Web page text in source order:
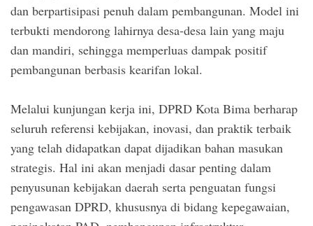
dan berpartisipasi penuh dalam pembangunan. Model ini
terbukti mendorong lahirnya desa-desa lain yang maju
dan mandiri, sehingga memperluas dampak positif
pembangunan berbasis kearifan lokal.
Melalui kunjungan kerja ini, DPRD Kota Bima berharap
seluruh referensi kebijakan, inovasi, dan praktik terbaik
yang telah didapatkan dapat dijadikan bahan masukan
strategis. Hal ini akan menjadi dasar penting dalam
penyusunan kebijakan daerah serta penguatan fungsi
pengawasan DPRD, khususnya di bidang kepegawaian,